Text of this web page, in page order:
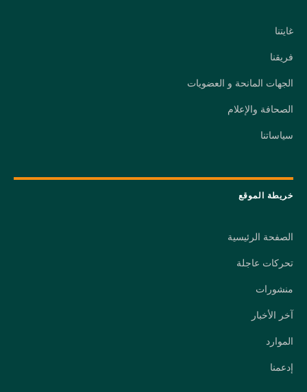
غايتنا
فريقنا
الجهات المانحة و العضويات
الصحافة والإعلام
سياساتنا
خريطة الموقع
الصفحة الرئيسية
تحركات عاجلة
منشورات
آخر الأخبار
الموارد
إدعمنا